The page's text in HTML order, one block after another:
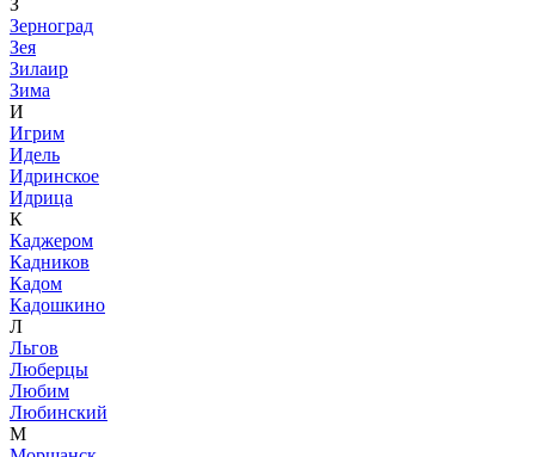
Зерноград
Зея
Зилаир
Зима
И
Игрим
Идель
Идринское
Идрица
К
Каджером
Кадников
Кадом
Кадошкино
Л
Льгов
Люберцы
Любим
Любинский
М